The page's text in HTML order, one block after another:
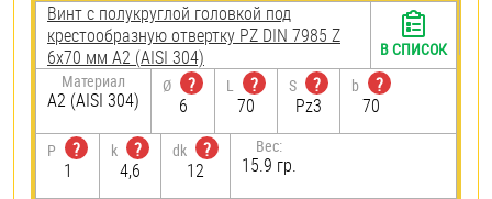
Винт с полукруглой головкой под
крестообразную отвертку PZ DIN 7985 Z
6х70 мм А2 (AISI 304)
Материал
А2 (AISI 304)
Ø
?
6
L
?
70
S
?
Pz3
b
?
70
P
?
1
k
?
4,6
dk
?
12
Вес:
15.9 гр.
В СПИСОК